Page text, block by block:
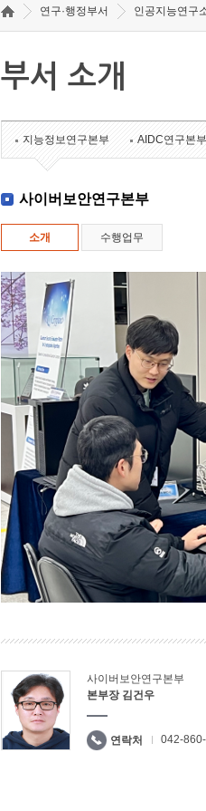
연구·행정부서 인공지능연구
부서 소개
지능정보연구본부 AIDC연구본부
사이버보안연구본부
소개 수행업무
사이버보안연구본부
본부장 김건우
연락처 042-